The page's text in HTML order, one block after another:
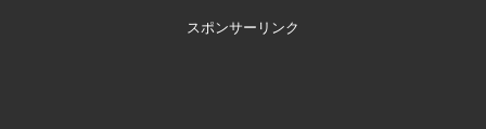
スポンサーリンク